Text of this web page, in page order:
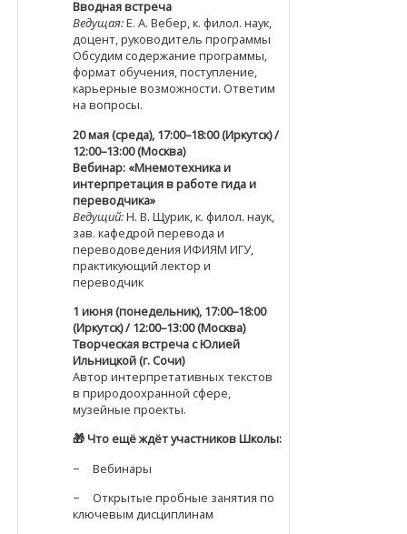
Вводная встреча
Ведущая:Е. А. Вебер, к. филол. наук,
доцент, руководитель программы
Обсудим содержание программы,
формат обучения, поступление,
карьерные возможности. Ответим
на вопросы.
20 мая (среда), 17:00–18:00 (Иркутск) /
12:00–13:00 (Москва)
Вебинар: «Мнемотехника и
интерпретация в работе гида и
переводчика»
Ведущий:Н. В. Щурик, к. филол. наук,
зав. кафедрой перевода и
переводоведения ИФИЯМ ИГУ,
практикующий лектор и
переводчик
1 июня (понедельник), 17:00–18:00
(Иркутск) / 12:00–13:00 (Москва)
Творческая встреча с Юлией
Ильницкой (г. Сочи)
Автор интерпретативных текстов
в природоохранной сфере,
музейные проекты.
🎁Что ещё ждёт участников Школы:
− Вебинары
− Открытые пробные занятия по
ключевым дисциплинам